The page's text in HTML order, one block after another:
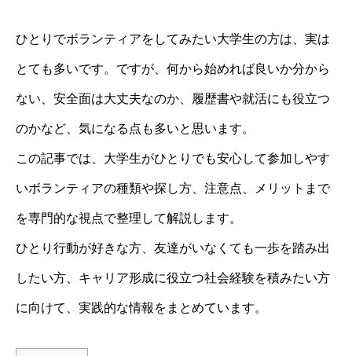
ひとりでボランティアをしてみたい大学生の方は、実は
とても多いです。ですが、何から始めれば良いか分から
ない、安全面は大丈夫なのか、履歴書や就活にも役立つ
のかなど、気になる点も多いと思います。
この記事では、大学生がひとりでも安心して参加しやす
いボランティアの種類や探し方、注意点、メリットまで
を専門的な視点で整理して解説します。
ひとり行動が好きな方、友達がいなくても一歩を踏み出
したい方、キャリア形成に役立つ社会経験を積みたい方
に向けて、実践的な情報をまとめています。